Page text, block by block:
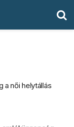
a női helytállás